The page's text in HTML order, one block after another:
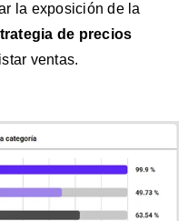
la exposición de la
de precios
ventas.